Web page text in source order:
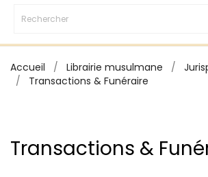
Accueil Librairie musulmane
Transactions & Funéraire
Transactions &